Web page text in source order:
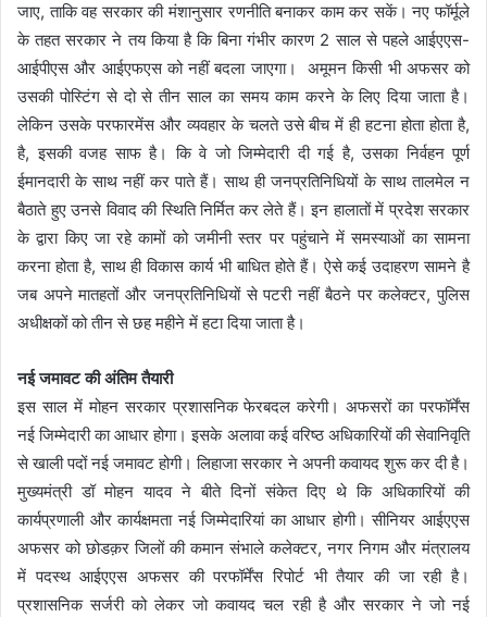
जाए, ताकि वह सरकार की मंशानुसार रणनीति बनाकर काम कर सकें। नए फॉर्मूले
के तहत सरकार ने तय किया है कि बिना गंभीर कारण 2 साल से पहले आईएएस-
आईपीएस और आईएफएस को नहीं बदला जाएगा। अमूमन किसी भी अफसर को
उसकी पोस्टिंग से दो से तीन साल का समय काम करने के लिए दिया जाता है।
लेकिन उसके परफारमेंस और व्यवहार के चलते उसे बीच में ही हटना होता होता है,
है, इसकी वजह साफ है। कि वे जो जिम्मेदारी दी गई है, उसका निर्वहन पूर्ण
ईमानदारी के साथ नहीं कर पाते हैं। साथ ही जनप्रतिनिधियों के साथ तालमेल न
बैठाते हुए उनसे विवाद की स्थिति निर्मित कर लेते हैं। इन हालातों में प्रदेश सरकार
के द्वारा किए जा रहे कामों को जमीनी स्तर पर पहुंचाने में समस्याओं का सामना
करना होता है, साथ ही विकास कार्य भी बाधित होते हैं। ऐसे कई उदाहरण सामने है
जब अपने मातहतों और जनप्रतिनिधियों से पटरी नहीं बैठने पर कलेक्टर, पुलिस
अधीक्षकों को तीन से छह महीने में हटा दिया जाता है।
नई जमावट की अंतिम तैयारी
इस साल में मोहन सरकार प्रशासनिक फेरबदल करेगी। अफसरों का परफॉर्मेंस
नई जिम्मेदारी का आधार होगा। इसके अलावा कई वरिष्ठ अधिकारियों की सेवानिवृति
से खाली पदों नई जमावट होगी। लिहाजा सरकार ने अपनी कवायद शुरू कर दी है।
मुख्यमंत्री डॉ मोहन यादव ने बीते दिनों संकेत दिए थे कि अधिकारियों की
कार्यप्रणाली और कार्यक्षमता नई जिम्मेदारियां का आधार होगी। सीनियर आईएएस
अफसर को छोडक़र जिलों की कमान संभाले कलेक्टर, नगर निगम और मंत्रालय
में पदस्थ आईएएस अफसर की परफॉर्मेंस रिपोर्ट भी तैयार की जा रही है।
प्रशासनिक सर्जरी को लेकर जो कवायद चल रही है और सरकार ने जो नई